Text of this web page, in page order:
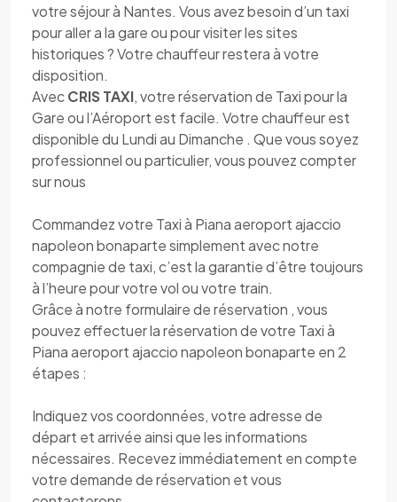
votre séjour à Nantes. Vous avez besoin d’un taxi
pour aller a la gare ou pour visiter les sites
historiques ? Votre chauffeur restera à votre
disposition.
AvecCRIS TAXI, votre réservation de Taxi pour la
Gare ou l’Aéroport est facile. Votre chauffeur est
disponible du Lundi au Dimanche . Que vous soyez
professionnel ou particulier, vous pouvez compter
sur nous
Commandez votre Taxi à Piana aeroport ajaccio
napoleon bonaparte simplement avec notre
compagnie de taxi, c’est la garantie d’être toujours
à l’heure pour votre vol ou votre train.
Grâce à notre formulaire de réservation , vous
pouvez effectuer la réservation de votre Taxi à
Piana aeroport ajaccio napoleon bonaparte en 2
étapes :
Indiquez vos coordonnées, votre adresse de
départ et arrivée ainsi que les informations
nécessaires. Recevez immédiatement en compte
votre demande de réservation et vous